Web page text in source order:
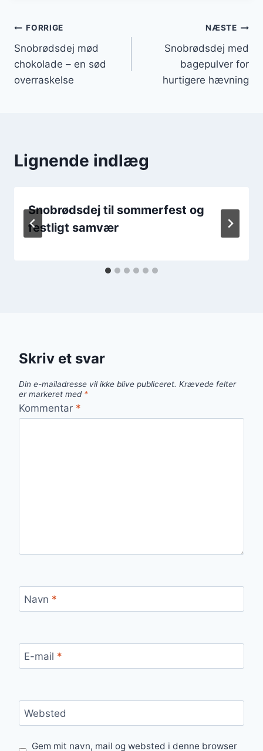
Indlægsnavigation
FORRIGE
Snobrødsdej mød
chokolade – en sød
overraskelse
NÆSTE
Snobrødsdej med
bagepulver for
hurtigere hævning
Lignende indlæg
Snobrødsdej til sommerfest og
festligt samvær
Skriv et svar
Din e-mailadresse vil ikke blive publiceret. Krævede felter
er markeret med *
Kommentar *
Navn *
E-mail *
Websted
Gem mit navn, mail og websted i denne browser